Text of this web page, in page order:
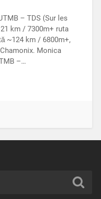
– TDS (Sur les
km / 7300m+ ruta
~124 km / 6800m+,
Monica
–…